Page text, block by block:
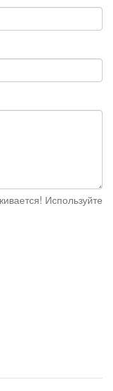
Используйте